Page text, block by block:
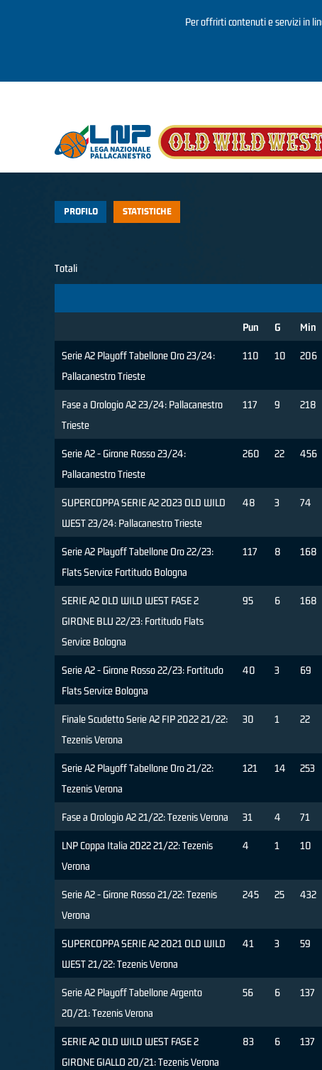
Per offrirti contenuti e servizi in
PROFILO STATISTICHE
Totali
Pun G Min
Serie A2 Playoff Tabellone Oro 23/24:
Pallacanestro Trieste
110 10 206
Fase a Orologio A2 23/24: Pallacanestro
Trieste
117 9 218
Serie A2 - Girone Rosso 23/24:
Pallacanestro Trieste
260 22 456
SUPERCOPPA SERIE A2 2023 OLD WILD
WEST 23/24: Pallacanestro Trieste
48 3 74
Serie A2 Playoff Tabellone Oro 22/23:
Flats Service Fortitudo Bologna
117 8 168
SERIE A2 OLD WILD WEST FASE 2
GIRONE BLU 22/23: Fortitudo Flats
Service Bologna
95 6 168
Serie A2 - Girone Rosso 22/23: Fortitudo
Flats Service Bologna
40 3 69
Finale Scudetto Serie A2 FIP 2022 21/22:
Tezenis Verona
30 1 22
Serie A2 Playoff Tabellone Oro 21/22:
Tezenis Verona
121 14 253
Fase a Orologio A2 21/22: Tezenis Verona 31 4 71
LNP Coppa Italia 2022 21/22: Tezenis
Verona
4 1 10
Serie A2 - Girone Rosso 21/22: Tezenis
Verona
245 25 432
SUPERCOPPA SERIE A2 2021 OLD WILD
WEST 21/22: Tezenis Verona
41 3 59
Serie A2 Playoff Tabellone Argento
20/21: Tezenis Verona
56 6 137
SERIE A2 OLD WILD WEST FASE 2
GIRONE GIALLO 20/21: Tezenis Verona
83 6 137